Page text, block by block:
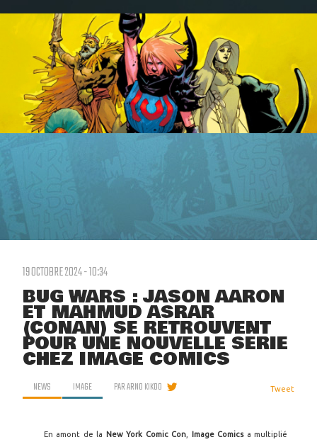
19 OCTOBRE 2024 - 10:34
BUG WARS : JASON AARON
ET MAHMUD ASRAR
(CONAN) SE RETROUVENT
POUR UNE NOUVELLE SÉRIE
CHEZ IMAGE COMICS
NEWS IMAGE PARARNO KIKOO Tweet
En amont de la New York Comic Con Image Comics a multiplié